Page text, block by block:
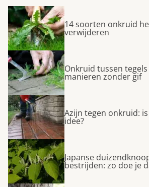
14 soorten onkruid
verwijderen
Onkruid tussen
manieren zonder gif
Azijn tegen onkruid:
idee?
Japanse
bestrijden: zo doe je